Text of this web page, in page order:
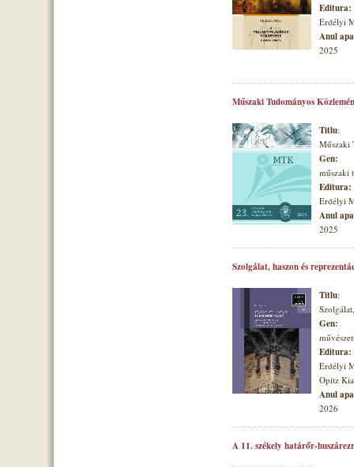
Editura:
Erdélyi
Anul
2025
Műszaki Tudományos
Titlu:
Műszaki
Gen:
műszaki
Editura:
Erdélyi
Anul
2025
Szolgálat, haszon és
Titlu:
Gen:
Editura:
Erdélyi
Opitz
Anul
2026
A 11. székely határőr-